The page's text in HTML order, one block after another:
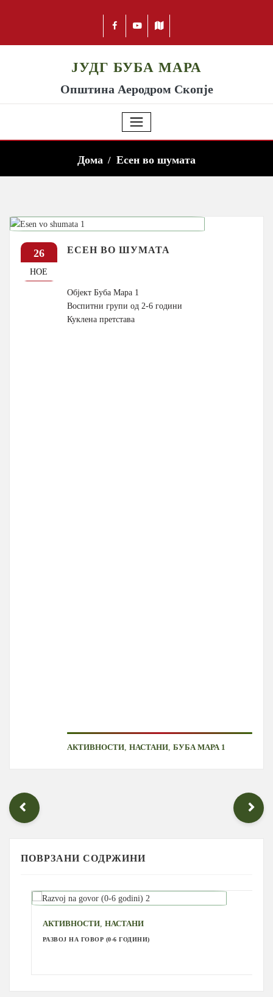
ЈУДГ БУБА МАРА
Општина Аеродром Скопје
Дома Есен во шумата
26
НОЕ
ЕСЕН ВО ШУМАТА
Објект Буба Мара 1
Воспитни групи од 2-6 години
Куклена претстава
АКТИВНОСТИ ,НАСТАНИ ,БУБА МАРА 1
ПОВРЗАНИ СОДРЖИНИ
АКТИВНОСТИ,НАСТАНИ
РАЗВОЈ НА ГОВОР (0-6 ГОДИНИ)